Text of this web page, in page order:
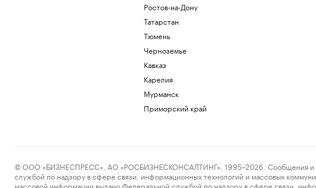
Военная операция на Украине. Онлайн
регионы России. Главное к 7 августа
Ростов-на-Дону
Татарстан
Тюмень
Черноземье
Кавказ
Карелия
Мурманск
Приморский край
© ООО «БИЗНЕСПРЕСС», АО «РОСБИЗНЕСКОНСАЛТИНГ», 1995–2026. Сообщения и
службой по надзору в сфере связи, информационных технологий и массовых
массовой информации выдано Федеральной службой по надзору в сфере связи,